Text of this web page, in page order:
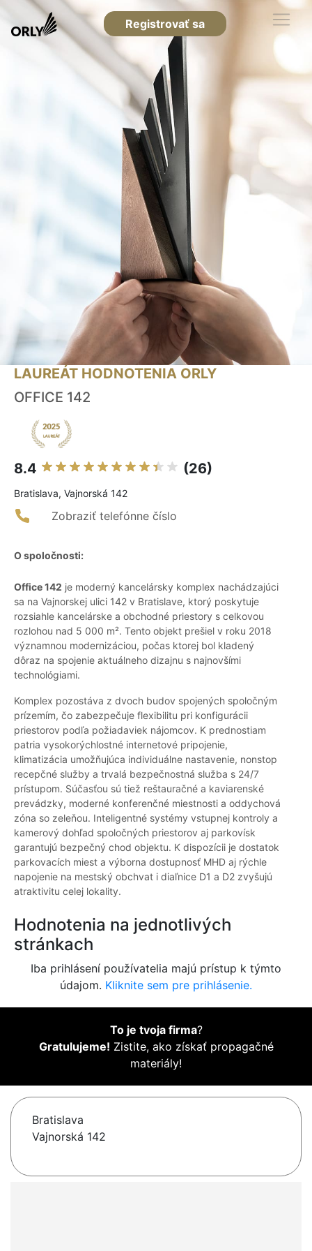
Registrovať sa
LAUREÁT HODNOTENIA ORLY
OFFICE 142
8.4 (26)
Bratislava, Vajnorská 142
Zobraziť telefónne číslo
O spoločnosti:
Office 142 je moderný kancelársky komplex nachádzajúci
sa na Vajnorskej ulici 142 v Bratislave, ktorý poskytuje
rozsiahle kancelárske a obchodné priestory s celkovou
rozlohou nad 5 000 m². Tento objekt prešiel v roku 2018
významnou modernizáciou, počas ktorej bol kladený
dôraz na spojenie aktuálneho dizajnu s najnovšími
technológiami.
Komplex pozostáva z dvoch budov spojených spoločným
prízemím, čo zabezpečuje flexibilitu pri konfigurácii
priestorov podľa požiadaviek nájomcov. K prednostiam
patria vysokorýchlostné internetové pripojenie,
klimatizácia umožňujúca individuálne nastavenie, nonstop
recepčné služby a trvalá bezpečnostná služba s 24/7
prístupom. Súčasťou sú tiež reštauračné a kaviarenské
prevádzky, moderné konferenčné miestnosti a oddychová
zóna so zeleňou. Inteligentné systémy vstupnej kontroly a
kamerový dohľad spoločných priestorov aj parkovísk
garantujú bezpečný chod objektu. K dispozícii je dostatok
parkovacích miest a výborna dostupnosť MHD aj rýchle
napojenie na mestský obchvat i diaľnice D1 a D2 zvyšujú
atraktivitu celej lokality.
Hodnotenia na jednotlivých
stránkach
Iba prihlásení používatelia majú prístup k týmto
údajom. Kliknite sem pre prihlásenie.
To je tvoja firma?
Gratulujeme! Zistite, ako získať propagačné
materiály!
Bratislava
Vajnorská 142